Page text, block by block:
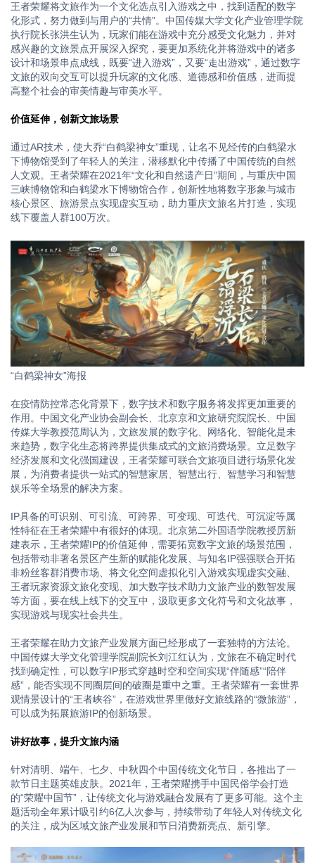
王者荣耀将文旅作为一个文化选点引入游戏之中，找到适配的数字
化形式，努力做到与用户的“共情”。中国传媒大学文化产业管理学院
执行院长张洪生认为，玩家们能在游戏中充分感受文化魅力，并对
感兴趣的文旅景点开展深入探究，要更加系统化并将游戏中的诸多
设计和场景串点成线，既要“进入游戏”，又要“走出游戏”，通过数字
文旅的双向交互可以提升玩家的文化感、道德感和价值感，进而提
高整个社会的审美情趣与审美水平。
价值延伸，创新文旅场景
通过AR技术，使大乔“白鹤梁神女”重现，让名不见经传的白鹤梁水
下博物馆受到了年轻人的关注，潜移默化中传播了中国传统的自然
人文观。王者荣耀在2021年“文化和自然遗产日”期间，与重庆中国
三峡博物馆和白鹤梁水下博物馆合作，创新性地将数字形象与城市
核心景区、旅游景点实现虚实互动，助力重庆文旅名片打造，实现
线下覆盖人群100万次。
“白鹤梁神女”海报
在疫情防控常态化背景下，数字技术和数字服务将发挥更加重要的
作用。中国文化产业协会副会长、北京京和文旅研究院院长、中国
传媒大学教授范周认为，文旅发展的数字化、网络化、智能化是未
来趋势，数字化生态将跨界提供集成式的文旅消费场景。立足数字
经济发展和文化强国建设，王者荣耀可联合文旅项目进行场景化发
展，为消费者提供一站式的智慧家居、智慧出行、智慧学习和智慧
娱乐等全场景的解决方案。
IP具备的可识别、可引流、可跨界、可变现、可迭代、可沉淀等属
性特征在王者荣耀中有很好的体现。北京第二外国语学院教授厉新
建表示，王者荣耀IP的价值延伸，需要拓宽数字文旅的场景范围，
包括带动非著名景区产生新的赋能化发展、与知名IP强强联合开拓
非粉丝客群消费市场、将文化空间虚拟化引入游戏实现虚实交融、
王者玩家资源文旅化变现、加大数字技术助力文旅产业的数智发展
等方面，要在线上线下的交互中，汲取更多文化符号和文化故事，
实现游戏与现实社会共生。
王者荣耀在助力文旅产业发展方面已经形成了一套独特的方法论。
中国传媒大学文化管理学院副院长刘江红认为，文旅在不确定时代
找到确定性，可以数字IP形式穿越时空和空间实现“伴随感”“陪伴
感”，能否实现不同圈层间的破圈是重中之重。王者荣耀有一套世界
观情景设计的“王者峡谷”，在游戏世界里做好文旅线路的“微旅游”，
可以成为拓展旅游IP的创新场景。
讲好故事，提升文旅内涵
针对清明、端午、七夕、中秋四个中国传统文化节日，各推出了一
款节日主题英雄皮肤。2021年，王者荣耀携手中国民俗学会打造
的“荣耀中国节”，让传统文化与游戏融合发展有了更多可能。这个主
题活动全年累计吸引约6亿人次参与，持续带动了年轻人对传统文化
的关注，成为区域文旅产业发展和节日消费新亮点、新引擎。